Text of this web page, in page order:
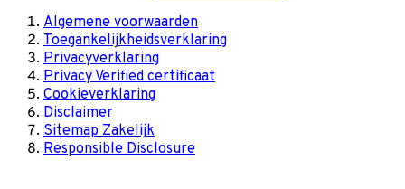
Algemene voorwaarden
Toegankelijkheidsverklaring
Privacyverklaring
Privacy Verified certificaat
Cookieverklaring
Disclaimer
Sitemap Zakelijk
Responsible Disclosure